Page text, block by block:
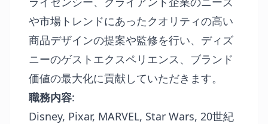
や市場トレンドにあったクオリティの高い
商品デザインの提案や監修を行い、ディズ
ニーのゲストエクスペリエンス、ブランド
価値の最大化に貢献していただきます。
職務内容:
Disney, Pixar, MARVEL, Star Wars, 20世紀